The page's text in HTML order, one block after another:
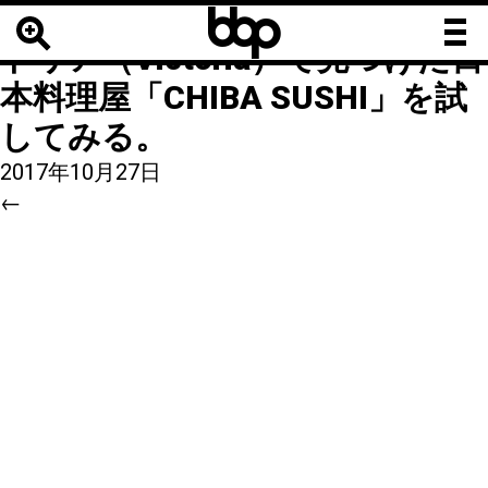
bbb
9| ←
【海外寿司】カナダ、ビク
トリア（Victoria）で見つけた日
本料理屋「CHIBA SUSHI」を試
してみる。
2017年10月27日
←